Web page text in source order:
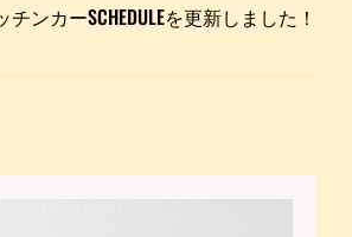
ンカーSCHEDULEを更新しました！